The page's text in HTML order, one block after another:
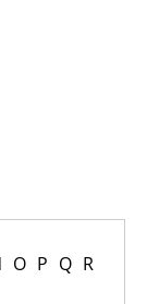
O P Q R